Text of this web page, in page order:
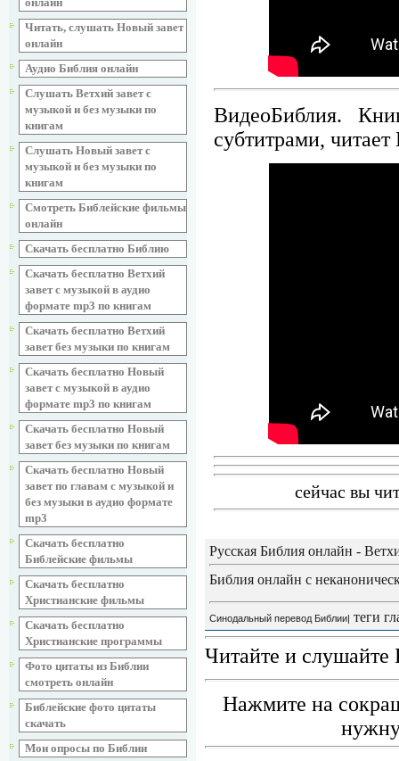
Читать, слушать Новый завет
онлайн
Аудио Библия онлайн
Слушать Ветхий завет с
музыкой и без музыки по
книгам
Слушать Новый завет с
музыкой и без музыки по
книгам
Смотреть Библейские фильмы
онлайн
Скачать бесплатно Библию
Скачать бесплатно Ветхий
завет с музыкой в аудио
формате mp3 по книгам
Скачать бесплатно Ветхий
завет без музыки по книгам
Скачать бесплатно Новый
завет с музыкой в аудио
формате mp3 по книгам
Скачать бесплатно Новый
завет без музыки по книгам
Скачать бесплатно Новый
завет по главам с музыкой и
без музыки в аудио формате
mp3
Скачать бесплатно
Библейские фильмы
Скачать бесплатно
Христианские фильмы
Скачать бесплатно
Христианские программы
Фото цитаты из Библии
смотреть онлайн
Библейские фото цитаты
скачать
Мои опросы по Библии
ВидеоБиблия.
субтитрами,
сейчас вы
Русская Библия онлайн -
Библия онлайн с
Синодальный перевод Библии| теги
Читайте и слушайте
Нажмите на